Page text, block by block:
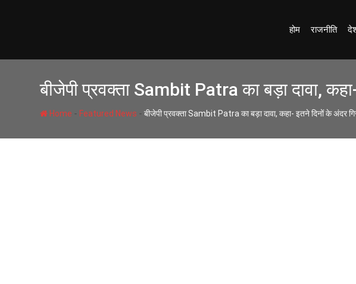
होम राजनीति
बीजेपी प्रवक्ता Sambit Patra का बड़ा दावा,
Home - Featured News - बीजेपी प्रवक्ता Sambit Patra का बड़ा दावा, कहा- इतने दिनों के अंदर